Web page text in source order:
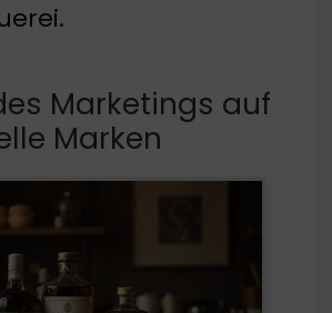
Marketings auf
Marken